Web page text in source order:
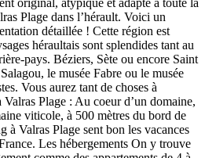
Plage dans l’hérault. Voici un
détaillée ! Cette région est
héraultais sont splendides tant au
pays. Béziers, Sète ou encore Saint
le musée Fabre ou le musée
Vous aurez tant de choses à
Plage : Au coeur d’un domaine,
viticole, à 500 mètres du bord de
à Valras Plage sent bon les vacances
Les hébergements On y trouve